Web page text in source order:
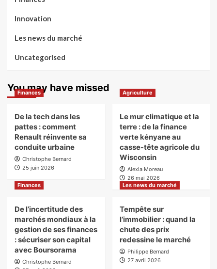
Innovation
Les news du marché
Uncategorised
You may have missed
Finances
De la tech dans les
pattes : comment
Renault réinvente sa
conduite urbaine
Christophe Bernard
25 juin 2026
Agriculture
Le mur climatique et la
terre : de la finance
verte kényane au
casse-tête agricole du
Wisconsin
Alexia Moreau
26 mai 2026
Finances
De l’incertitude des
marchés mondiaux à la
gestion de ses finances
: sécuriser son capital
avec Boursorama
Christophe Bernard
Les news du marché
Tempête sur
l’immobilier : quand la
chute des prix
redessine le marché
Philippe Bernard
27 avril 2026